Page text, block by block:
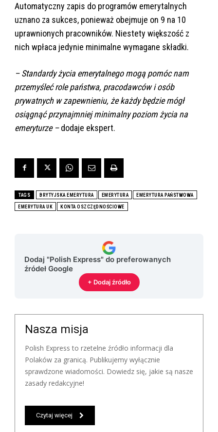
Automatyczny zapis do programów emerytalnych
uznano za sukces, ponieważ obejmuje on 9 na 10
uprawnionych pracowników. Niestety większość z
nich wpłaca jedynie minimalne wymagane składki.
– Standardy życia emerytalnego mogą pomóc nam
przemyśleć role państwa, pracodawców i osób
prywatnych w zapewnieniu, że każdy będzie mógł
osiągnąć przynajmniej minimalny poziom życia na
emeryturze –dodaje ekspert.
TAGS BRYTYJSKA EMERYTURA EMERYTURA EMERYTURA PAŃSTWOWA
EMERYTURA UK KONTA OSZCZĘDNOŚCIOWE
Dodaj "Polish Express" do preferowanych
źródeł Google
+ Dodaj źródło
Nasza misja
Polish Express to rzetelne źródło informacji dla
Polaków za granicą. Publikujemy wyłącznie
sprawdzone wiadomości. Dowiedz się, jakie są nasze
zasady redakcyjne!
Czytaj więcej